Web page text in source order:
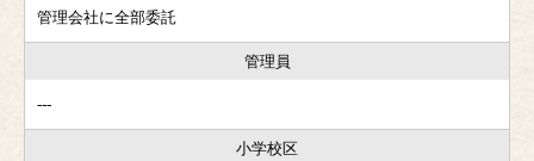
管理会社に全部委託
管理員
---
小学校区